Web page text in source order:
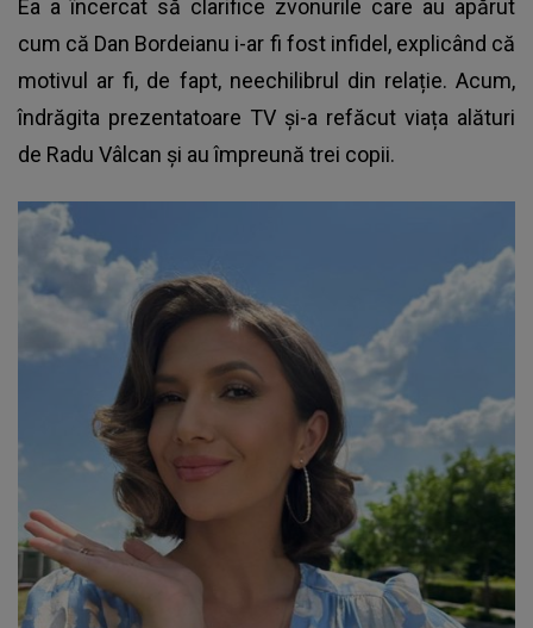
Ea a încercat să clarifice zvonurile care au apărut
cum că Dan Bordeianu i-ar fi fost infidel, explicând că
motivul ar fi, de fapt, neechilibrul din relație. Acum,
îndrăgita prezentatoare TV și-a refăcut viața alături
de Radu Vâlcan și au împreună trei copii.